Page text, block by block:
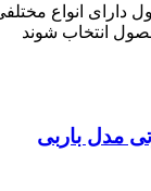
دارای انواع
انتخاب شوند